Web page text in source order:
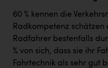
60 % kennen die
Radkompetenz
Radfahrer bestenfalls
% von sich, dass sie ihr
Fahrtechnik als sehr gut